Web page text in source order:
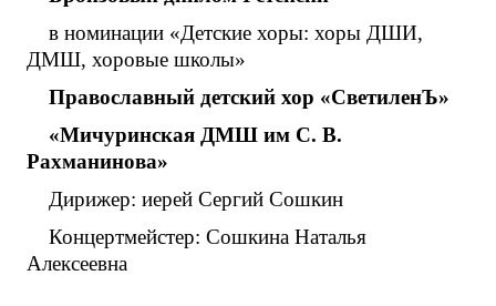
в номинации «Детские хоры: хоры ДШИ,
ДМШ, хоровые школы»
Православный детский хор «СветиленЪ»
«Мичуринская ДМШ им С. В.
Рахманинова»
Дирижер: иерей Сергий Сошкин
Концертмейстер: Сошкина Наталья
Алексеевна